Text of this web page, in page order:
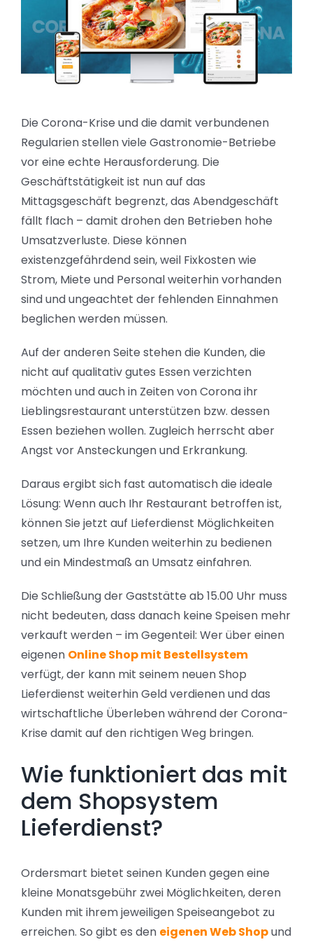
Die Corona-Krise und die damit verbundenen
Regularien stellen viele Gastronomie-Betriebe
vor eine echte Herausforderung. Die
Geschäftstätigkeit ist nun auf das
Mittagsgeschäft begrenzt, das Abendgeschäft
fällt flach – damit drohen den Betrieben hohe
Umsatzverluste. Diese können
existenzgefährdend sein, weil Fixkosten wie
Strom, Miete und Personal weiterhin vorhanden
sind und ungeachtet der fehlenden Einnahmen
beglichen werden müssen.
Auf der anderen Seite stehen die Kunden, die
nicht auf qualitativ gutes Essen verzichten
möchten und auch in Zeiten von Corona ihr
Lieblingsrestaurant unterstützen bzw. dessen
Essen beziehen wollen. Zugleich herrscht aber
Angst vor Ansteckungen und Erkrankung.
Daraus ergibt sich fast automatisch die ideale
Lösung: Wenn auch Ihr Restaurant betroffen ist,
können Sie jetzt auf Lieferdienst Möglichkeiten
setzen, um Ihre Kunden weiterhin zu bedienen
und ein Mindestmaß an Umsatz einfahren.
Die Schließung der Gaststätte ab 15.00 Uhr muss
nicht bedeuten, dass danach keine Speisen mehr
verkauft werden – im Gegenteil: Wer über einen
eigenen Online Shop mit Bestellsystem
verfügt, der kann mit seinem neuen Shop
Lieferdienst weiterhin Geld verdienen und das
wirtschaftliche Überleben während der Corona-
Krise damit auf den richtigen Weg bringen.
Wie funktioniert das mit
dem Shopsystem
Lieferdienst?
Ordersmart bietet seinen Kunden gegen eine
kleine Monatsgebühr zwei Möglichkeiten, deren
Kunden mit ihrem jeweiligen Speiseangebot zu
erreichen. So gibt es den eigenen Web Shopund